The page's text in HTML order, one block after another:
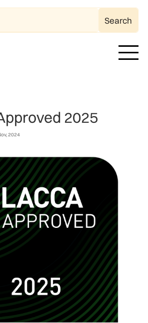
2025
2024